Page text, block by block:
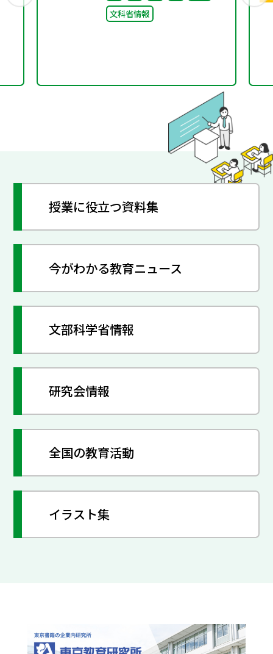
文科省情報
授業に役立つ資料集
今がわかる教育ニュース
文部科学省情報
研究会情報
全国の教育活動
イラスト集